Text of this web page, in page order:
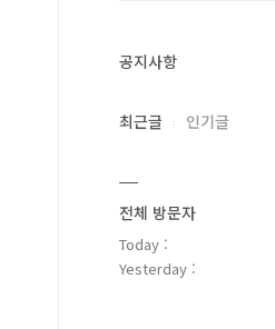
공지사항
최근글 인기글
전체 방문자
Today :
Yesterday :